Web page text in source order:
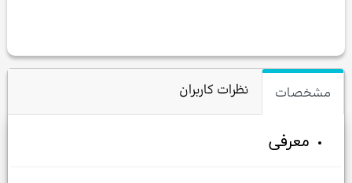
مشخصات نظرات کاربران
معرفی